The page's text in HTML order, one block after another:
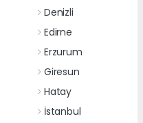
Denizli
Edirne
Erzurum
Giresun
Hatay
İstanbul